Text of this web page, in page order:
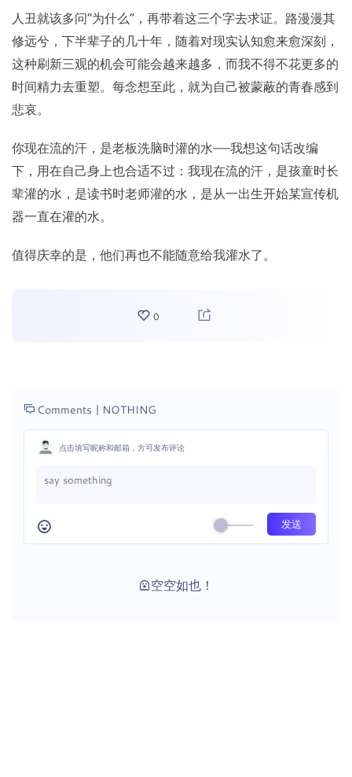
人丑就该多问“为什么”，再带着这三个字去求证。路漫漫其
修远兮，下半辈子的几十年，随着对现实认知愈来愈深刻，
这种刷新三观的机会可能会越来越多，而我不得不花更多的
时间精力去重塑。每念想至此，就为自己被蒙蔽的青春感到
悲哀。
你现在流的汗，是老板洗脑时灌的水——我想这句话改编
下，用在自己身上也合适不过：我现在流的汗，是孩童时长
辈灌的水，是读书时老师灌的水，是从一出生开始某宣传机
器一直在灌的水。
值得庆幸的是，他们再也不能随意给我灌水了。
0
Comments | NOTHING
点击填写昵称和邮箱，方可发布评论
空空如也！